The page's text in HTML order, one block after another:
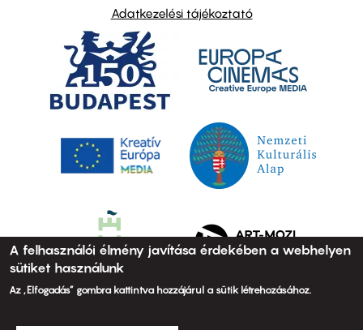
Adatkezelési tájékoztató
A felhasználói élmény javítása érdekében a webhelyen
sütiket használunk
Az „Elfogadás” gombra kattintva hozzájárul a sütik létrehozásához.